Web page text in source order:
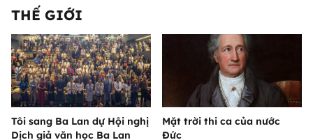
THẾ GIỚI
Tôi sang Ba Lan dự Hội nghị
Dịch giả văn học Ba Lan
Mặt trời thi ca của nước
Đức